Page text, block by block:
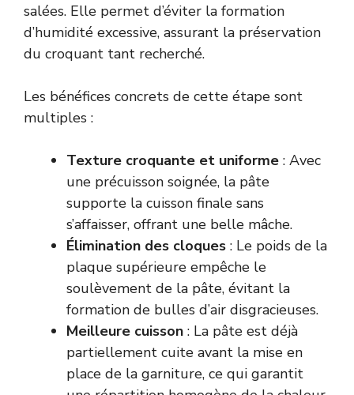
salées. Elle permet d’éviter la formation
d’humidité excessive, assurant la préservation
du croquant tant recherché.
Les bénéfices concrets de cette étape sont
multiples :
Texture croquante et uniforme : Avec
une précuisson soignée, la pâte
supporte la cuisson finale sans
s’affaisser, offrant une belle mâche.
Élimination des cloques : Le poids de la
plaque supérieure empêche le
soulèvement de la pâte, évitant la
formation de bulles d’air disgracieuses.
Meilleure cuisson : La pâte est déjà
partiellement cuite avant la mise en
place de la garniture, ce qui garantit